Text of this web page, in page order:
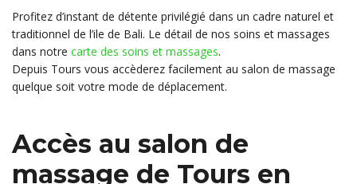
Profitez d’instant de détente privilégié dans un cadre naturel et
traditionnel de l’ile de Bali. Le détail de nos soins et massages
dans notre carte des soins et massages.
Depuis Tours vous accèderez facilement au salon de massage
quelque soit votre mode de déplacement.
Accès au salon de
massage de Tours en